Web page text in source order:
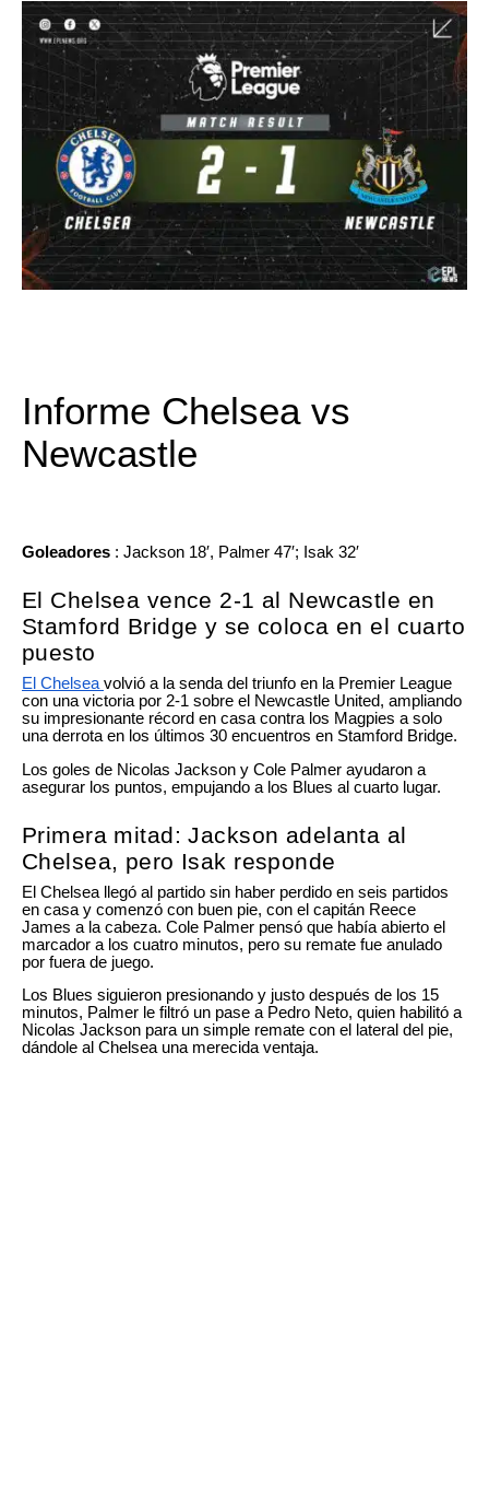
Informe Chelsea vs
Newcastle
Goleadores : Jackson 18′, Palmer 47′; Isak 32′
El Chelsea vence 2-1 al Newcastle en
Stamford Bridge y se coloca en el cuarto
puesto
El Chelsea volvió a la senda del triunfo en la Premier League
con una victoria por 2-1 sobre el Newcastle United, ampliando
su impresionante récord en casa contra los Magpies a solo
una derrota en los últimos 30 encuentros en Stamford Bridge.
Los goles de Nicolas Jackson y Cole Palmer ayudaron a
asegurar los puntos, empujando a los Blues al cuarto lugar.
Primera mitad: Jackson adelanta al
Chelsea, pero Isak responde
El Chelsea llegó al partido sin haber perdido en seis partidos
en casa y comenzó con buen pie, con el capitán Reece
James a la cabeza. Cole Palmer pensó que había abierto el
marcador a los cuatro minutos, pero su remate fue anulado
por fuera de juego.
Los Blues siguieron presionando y justo después de los 15
minutos, Palmer le filtró un pase a Pedro Neto, quien habilitó a
Nicolas Jackson para un simple remate con el lateral del pie,
dándole al Chelsea una merecida ventaja.